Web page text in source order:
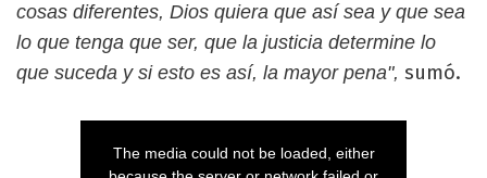
cosas diferentes, Dios quiera que así sea y que sea
lo que tenga que ser, que la justicia determine lo
que suceda y si esto es así, la mayor pena", sumó.